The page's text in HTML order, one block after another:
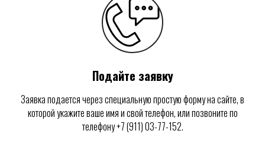
Подайте заявку
Заявка подается через специальную простую форму на сайте, в
которой укажите ваше имя и свой телефон, или позвоните по
телефону +7 (911) 03-77-152.